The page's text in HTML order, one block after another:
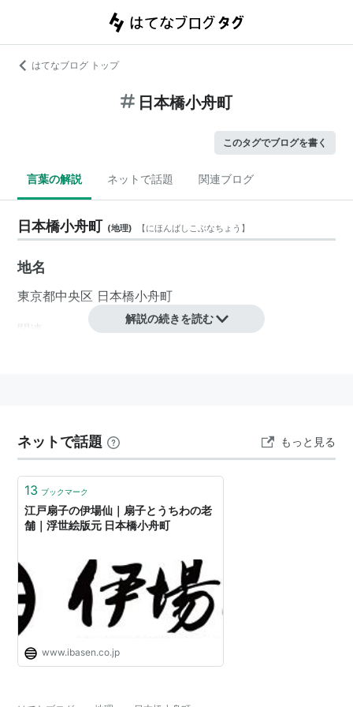
はてなブログ トップ
日本橋小舟町
このタグでブログを書く
言葉の解説 ネットで話題 関連ブログ
日本橋小舟町 (地理) 【にほんばしこぶなちょう 】
地名
東京都中央区 日本橋小舟町
関連
解説の続きを読む
ネットで話題 もっと見る
13 ブックマーク
江戸扇子の伊場仙｜扇子とうちわの老
舗｜浮世絵版元 日本橋小舟町
www.ibasen.co.jp